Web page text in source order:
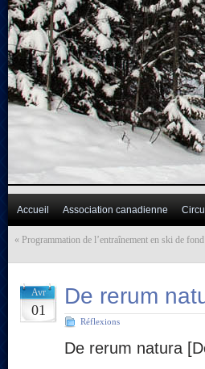
Accueil Association canadienne
« Programmation de l’entraînement en ski de fond
Avr
01
De rerum
Réflexions
De rerum natura